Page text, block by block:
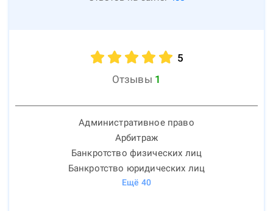
5
Отзывы 1
Административное право
Арбитраж
Банкротство физических лиц
Банкротство юридических лиц
Ещё 40